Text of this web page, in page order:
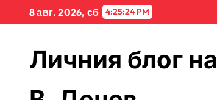
8 авг. 2026, сб 4:25:24 PM
Личния блог на